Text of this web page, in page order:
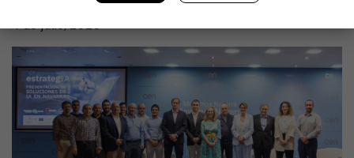
4 de julio, 2023